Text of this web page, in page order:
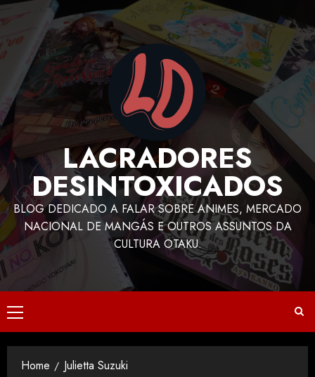
LACRADORES
DESINTOXICADOS
BLOG DEDICADO A FALAR SOBRE ANIMES, MERCADO
NACIONAL DE MANGÁS E OUTROS ASSUNTOS DA
CULTURA OTAKU.
Home Julietta Suzuki